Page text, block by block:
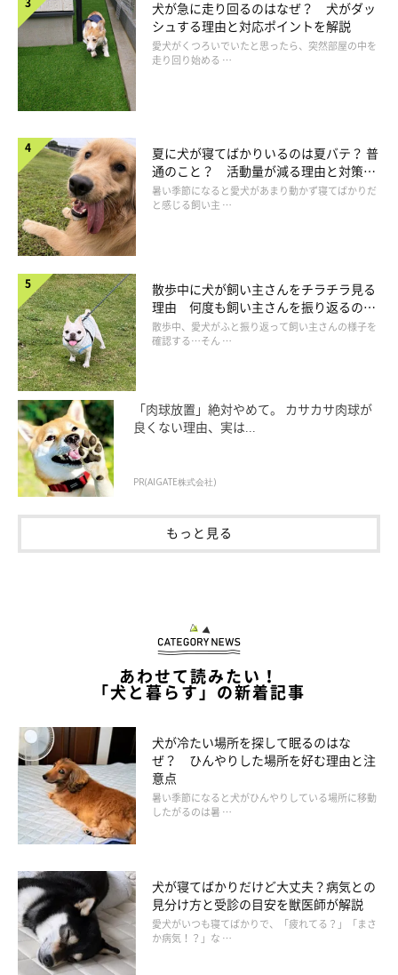
108円とかなりお安いので、すぐに冷却効果がなくなるのかなー
と思っていましたが、封を開けてから2週間程度経った今も、触
るとひんやりとしています。
これは、かなりコスパが高いかも……！？
普段はクーラーで暑さ対策している方が多いと思いますが、お出
かけ時や災害時など、万が一に備えてこのようなアイテムを持っ
ておくと安心ですよね♪
夏の夜の散歩に役立つ『ペット用お散歩ライ
犬が急に走り回るのはなぜ？ 犬がダッ
シュする理由と対応ポイントを解説
愛犬がくつろいでいたと思ったら、突然部屋の中を
走り回り始める …
夏に犬が寝てばかりいるのは夏バテ？ 普
通のこと？ 活動量が減る理由と対策と
は
暑い季節になると愛犬があまり動かず寝てばかりだ
と感じる飼い主 …
散歩中に犬が飼い主さんをチラチラ見る
理由 何度も飼い主さんを振り返るのは
なぜ？
散歩中、愛犬がふと振り返って飼い主さんの様子を
確認する…そん …
「肉球放置」絶対やめて。 カサカサ肉球が
良くない理由、実は...
PR(AIGATE株式会社)
もっと見る
あわせて読みたい！
「犬と暮らす」の新着記事
犬が冷たい場所を探して眠るのはな
ぜ？ ひんやりした場所を好む理由と注
意点
暑い季節になると犬がひんやりしている場所に移動
したがるのは暑 …
犬が寝てばかりだけど大丈夫？病気との
見分け方と受診の目安を獣医師が解説
愛犬がいつも寝てばかりで、「疲れてる？」「まさ
か病気！？」な …